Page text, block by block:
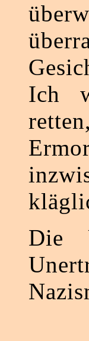
Ich
Die